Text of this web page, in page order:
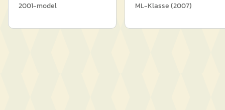
2001-model ML-Klasse(2007)